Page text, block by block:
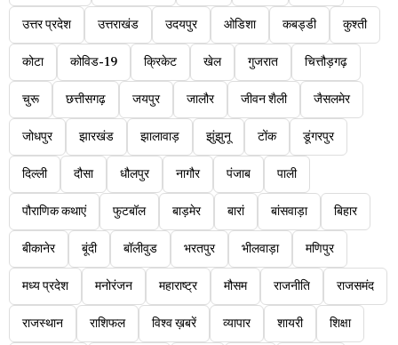
उत्तर प्रदेश उत्तराखंड उदयपुर ओडिशा कबड्डी कुश्ती
कोटा कोविड-19 क्रिकेट खेल गुजरात चित्तौड़गढ़
चुरू छत्तीसगढ़ जयपुर जालौर जीवन शैली जैसलमेर
जोधपुर झारखंड झालावाड़ झुंझुनू टोंक डूंगरपुर
दिल्ली दौसा धौलपुर नागौर पंजाब पाली
पौराणिक कथाएं फुटबॉल बाड़मेर बारां बांसवाड़ा बिहार
बीकानेर बूंदी बॉलीवुड भरतपुर भीलवाड़ा मणिपुर
मध्य प्रदेश मनोरंजन महाराष्ट्र मौसम राजनीति राजसमंद
राजस्थान राशिफल विश्व ख़बरें व्यापार शायरी शिक्षा